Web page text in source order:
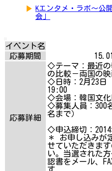
▶ Kエンタメ・ラボ～公
会」
イベント名
応募期間
応募詳細
◇テーマ：最近の
の比較－両国の
◇日時：2月23
19:00
◇会場：韓国文
◇募集人員：300
名まで）
◇申込締切：2014
＊ お申し込みが
せていただきま
い。当選された
認書をメール、